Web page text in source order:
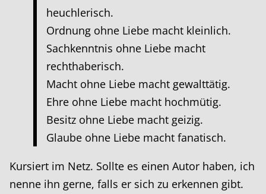
heuchlerisch.
Ordnung ohne Liebe macht kleinlich.
Sachkenntnis ohne Liebe macht
rechthaberisch.
Macht ohne Liebe macht gewalttätig.
Ehre ohne Liebe macht hochmütig.
Besitz ohne Liebe macht geizig.
Glaube ohne Liebe macht fanatisch.
Kursiert im Netz. Sollte es einen Autor haben, ich
nenne ihn gerne, falls er sich zu erkennen gibt.